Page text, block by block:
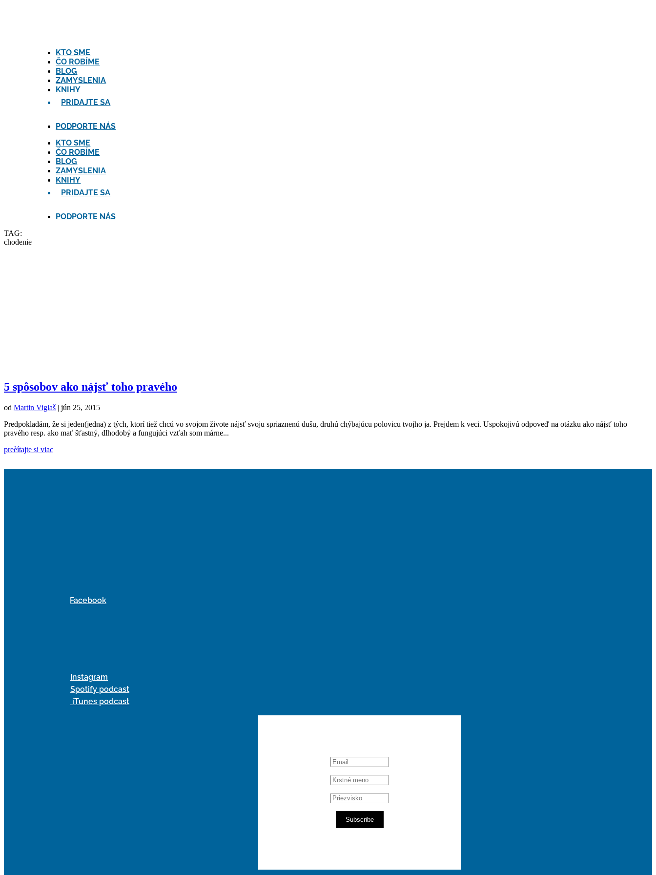
KTO SME
ČO ROBÍME
BLOG
ZAMYSLENIA
KNIHY
PRIDAJTE SA
PODPORTE NÁS
KTO SME
ČO ROBÍME
BLOG
ZAMYSLENIA
KNIHY
PRIDAJTE SA
PODPORTE NÁS
TAG:
chodenie
5 spôsobov ako nájsť toho pravého
od Martin Viglaš | jún 25, 2015
Predpokladám, že si jeden(jedna) z tých, ktorí tiež chcú vo svojom živote nájsť svoju spriaznenú dušu, druhú chýbajúcu polovicu tvojho ja. Prejdem k veci. Uspokojivú odpoveď na otázku ako nájsť toho
pravého resp. ako mať šťastný, dlhodobý a fungujúci vzťah som márne...
preèítajte si viac
Facebook
Instagram
Spotify podcast
iTunes podcast
Subscribe